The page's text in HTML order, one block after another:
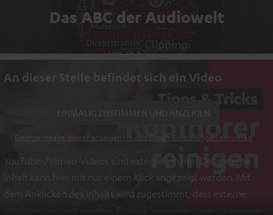
Das ABC der Audiowelt
An dieser Stelle befindet sich ein Video
Externe Inhalte immer anzeigen? In den Daten‑Einstellungen aktivieren
YouTube-/Vimeo-Videos sind externe Inhalte. Der externe
Inhalt kann hier mit nur einem Klick angezeigt werden. Mit
dem Anklicken des Inhalts wird zugestimmt, dass externe